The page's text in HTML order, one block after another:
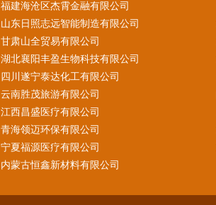
福建海沧区杰霄金融有限公司
山东日照志远智能制造有限公司
甘肃山全贸易有限公司
湖北襄阳丰盈生物科技有限公司
四川遂宁泰达化工有限公司
云南胜茂旅游有限公司
江西昌盛医疗有限公司
青海领迈环保有限公司
宁夏福源医疗有限公司
内蒙古恒鑫新材料有限公司